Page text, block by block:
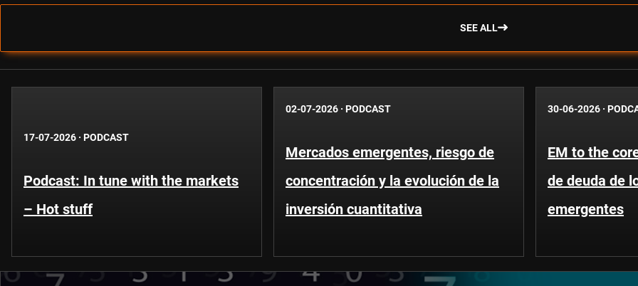
SEE ALL
17-07-2026 · PODCAST
Podcast: In tune with the markets
– Hot stuff
02-07-2026 · PODCAST
Mercados emergentes, riesgo de
concentración y la evolución de la
inversión cuantitativa
30-06-2026 ·
EM to the
de deuda de
emergentes